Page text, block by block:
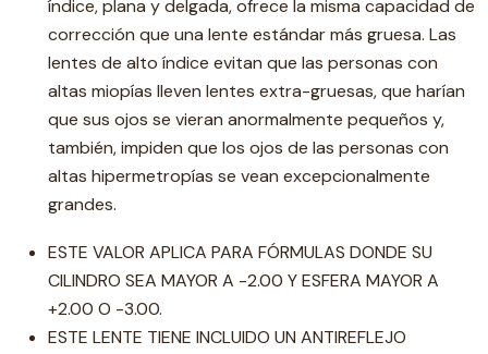
índice, plana y delgada, ofrece la misma capacidad de
corrección que una lente estándar más gruesa. Las
lentes de alto índice evitan que las personas con
altas miopías lleven lentes extra-gruesas, que harían
que sus ojos se vieran anormalmente pequeños y,
también, impiden que los ojos de las personas con
altas hipermetropías se vean excepcionalmente
grandes.
ESTE VALOR APLICA PARA FÓRMULAS DONDE SU
CILINDRO SEA MAYOR A -2.00 Y ESFERA MAYOR A
+2.00 O -3.00.
ESTE LENTE TIENE INCLUIDO UN ANTIREFLEJO